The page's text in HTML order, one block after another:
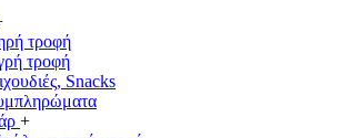
τροφή
τροφή
Snacks
+